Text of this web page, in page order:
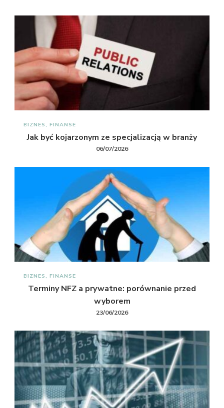
BIZNES, FINANSE
Jak być kojarzonym ze specjalizacją w branży
06/07/2026
BIZNES, FINANSE
Terminy NFZ a prywatne: porównanie przed
wyborem
23/06/2026